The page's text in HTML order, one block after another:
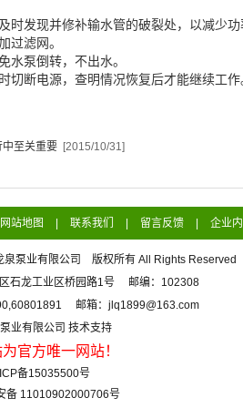
时发现并修补输水管的破裂处，以减少功
过滤网。
水泵倒转，不出水。
切断电源，查明情况恢复后才能继续工作
至关重要 [2015/10/31]
网站地图 联系我们 留言反馈 企业
泵业有限公司 版权所有 All Rights Reserved
石龙工业区桥园路1号 邮编：102308
邮箱：jlq1899@163.com
泵业有限公司 技术支持
官方唯一网站！
备15035500号
备 11010902000706号